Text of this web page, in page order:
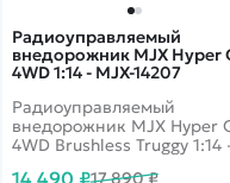
Радиоуправляемый
внедорожник MJX Hyper
4WD 1:14 - MJX-14207
Радиоуправляемый
внедорожник MJX Hyper
4WD Brushless Truggy 1:14
14 490 ₽17 890 ₽